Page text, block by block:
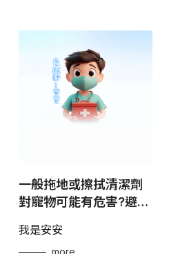
一般拖地或擦拭清潔劑
對寵物可能有危害?避免
如何選擇成份?
我是安安
more